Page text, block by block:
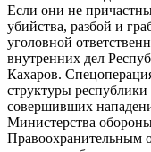
Если они не
убийства, разбой и
уголовной
внутренних дел
Кахаров.
структуры
совершивших
Министерства
Правоохранительным